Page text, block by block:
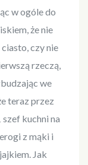
w ogóle do
że nie
czy nie
rzeczą,
we
teraz przez
kuchni na
z mąki i
Jak